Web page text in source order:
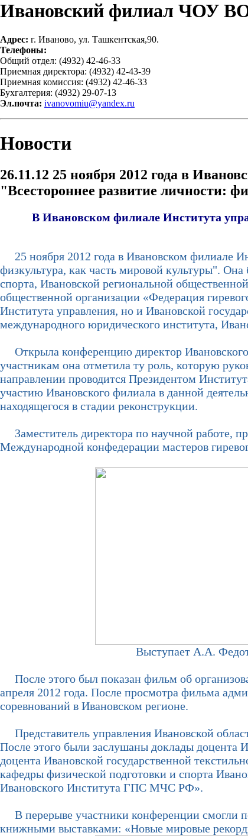
Ивановский филиал ЧОУ
Адрес: г. Иваново, ул. Ташкентская,90.
Телефоны:
Общий отдел: (4932) 42-46-33
Приемная директора: (4932) 42-43-39
Приемная комиссия: (4932) 42-46-33
Бухгалтерия: (4932) 29-07-13
Эл.почта: ivanovomiu@yandex.ru
Новости
26.11.12 25 ноября 2012 года в
"Всестороннее развитие личности:
В Ивановском филиале Института
25 ноября 2012 года в Ивановском филиале
физкультура, как часть мировой культуры".
спорта, Ивановской региональной
общественной организации «Федерация
Института управления, но и Ивановской
международного юридического института,
Открыла конференцию директор Ивановского
участникам она отметила ту роль, которую
направлении проводится Президентом
участию Ивановского филиала в данной
находящегося в стадии реконструкции.
Заместитель директора по научной работе,
Международной конфедерации мастеров
Выступает А.А.
После этого был показан фильм об
апреля 2012 года. После просмотра фильма
соревнований в Ивановском регионе.
Представитель управления Ивановской
После этого были заслушаны доклады доцента
доцента Ивановской государственной
кафедры физической подготовки и спорта
Ивановского Института ГПС МЧС РФ».
В перерыве участники конференции смогли
книжными выставками: «Новые мировые